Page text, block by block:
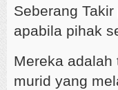
Seberang
apabila pihak
Mereka adalah
murid yang